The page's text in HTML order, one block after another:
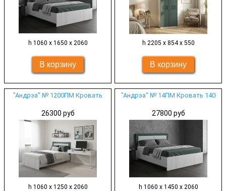
h 1060 х 1650 х 2060 h 2205 х 854 х 550
"Андрэа" № 1200ПМ Кровать
26300 руб
h 1060 х 1250 х 2060
"Андрэа" № 14ПМ Кровать 140
27800 руб
h 1060 х 1450 х 2060